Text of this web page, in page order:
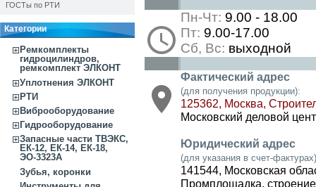
ГОСТы по РТИ
Категории
Ремкомплекты
гидроцилиндров,
ремкомплект ЭЛКОНТ
Уплотнения ЭЛКОНТ
РТИ
Виброоборудование
Гидрооборудование
Запасные части ТВЭКС,
ЕК-12, ЕК-14, ЕК-18,
ЭО-3323А
Зубья, коронки
Пн-Чт: 9.00 - 18.00
Пт: 9.00-17.00
Сб, Вс: выходной
Фактический адрес
(для получения продукции):
125362, Москва,
Московский деловой
Юридический адрес
(для указания в счет-
141544, Московская
Промплощадка,